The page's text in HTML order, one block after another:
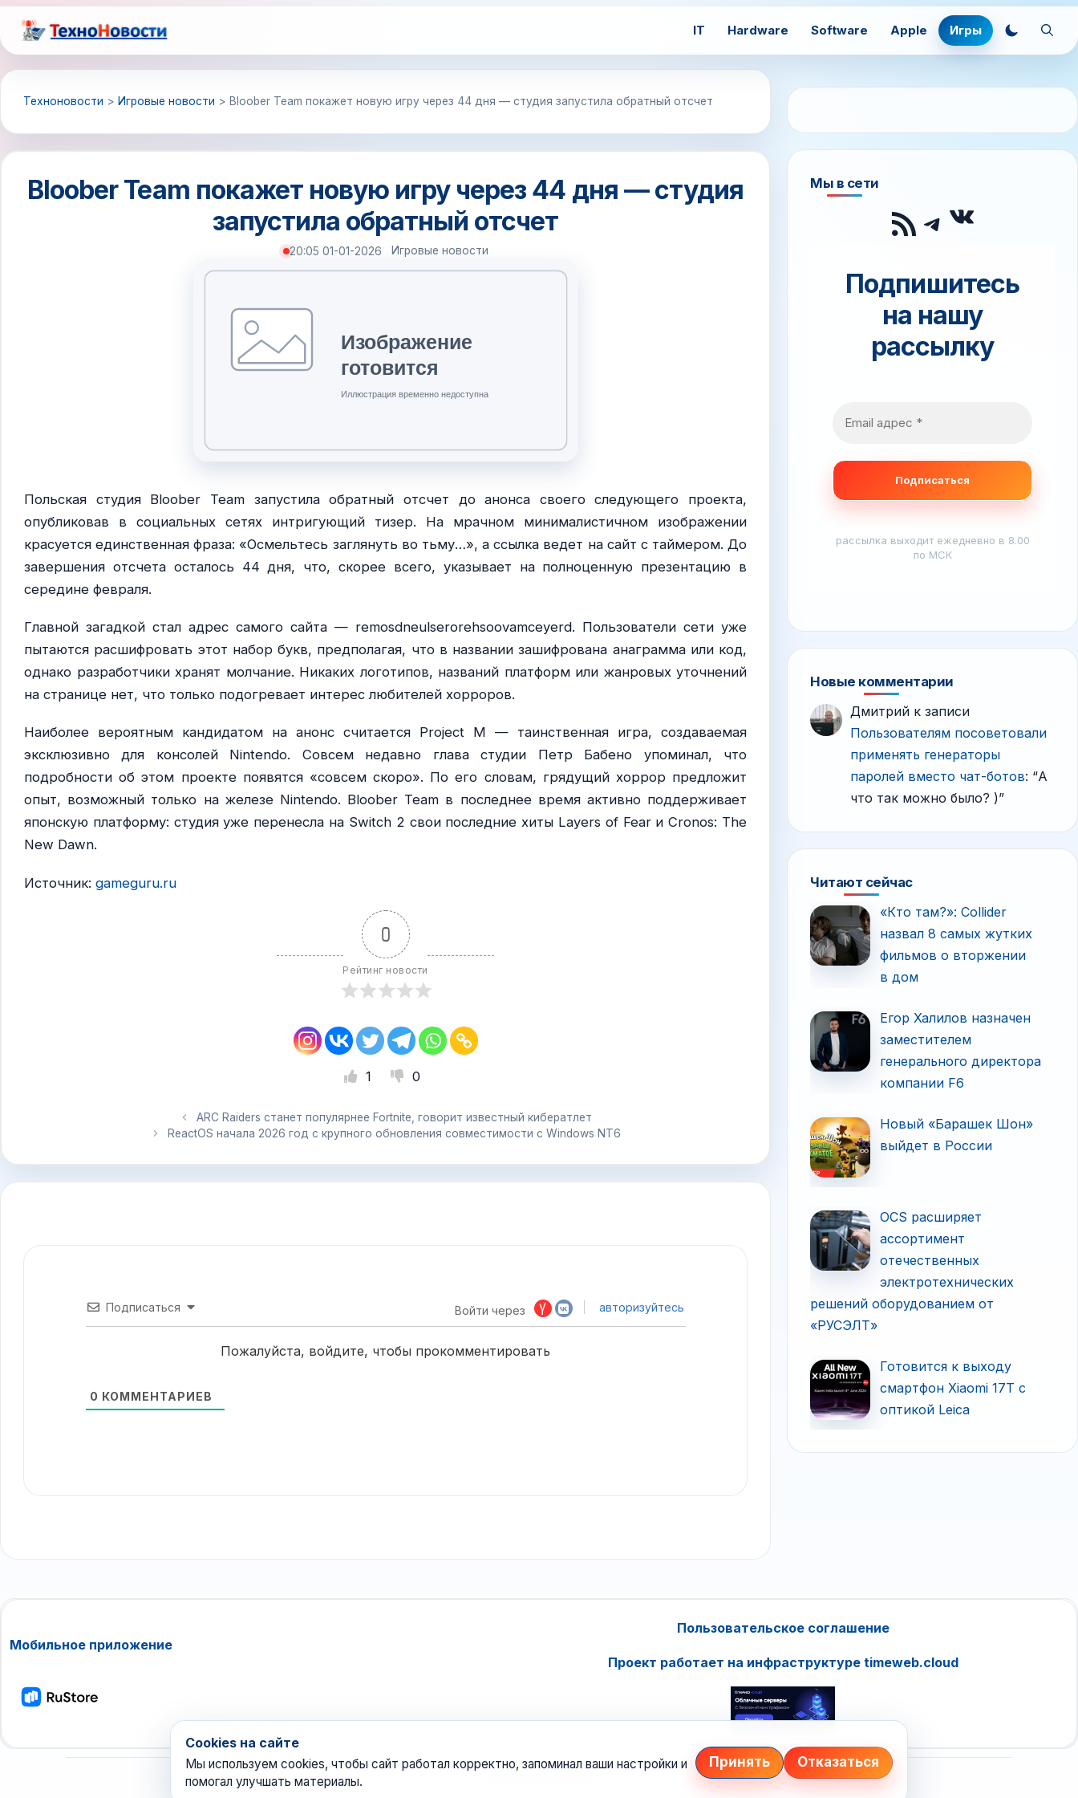
Перейти
к
содержимому
IT Hardware Software Apple Игры
Техноновости > Игровые новости > Bloober Team покажет новую игру через 44 дня — студия запустила обратный отсчет
Bloober Team покажет новую игру через 44 дня — студия
запустила обратный отсчет
20:05 01-01-2026 Игровые новости
Польская студия Bloober Team запустила обратный отсчет до анонса своего следующего проекта,
опубликовав в социальных сетях интригующий тизер. На мрачном минималистичном изображении
красуется единственная фраза: «Осмельтесь заглянуть во тьму…», а ссылка ведет на сайт с таймером. До
завершения отсчета осталось 44 дня, что, скорее всего, указывает на полноценную презентацию в
середине февраля.
Главной загадкой стал адрес самого сайта — remosdneulserorehsoovamceyerd. Пользователи сети уже
пытаются расшифровать этот набор букв, предполагая, что в названии зашифрована анаграмма или код,
однако разработчики хранят молчание. Никаких логотипов, названий платформ или жанровых уточнений
на странице нет, что только подогревает интерес любителей хорроров.
Наиболее вероятным кандидатом на анонс считается Project M — таинственная игра, создаваемая
эксклюзивно для консолей Nintendo. Совсем недавно глава студии Петр Бабено упоминал, что
подробности об этом проекте появятся «совсем скоро». По его словам, грядущий хоррор предложит
опыт, возможный только на железе Nintendo. Bloober Team в последнее время активно поддерживает
японскую платформу: студия уже перенесла на Switch 2 свои последние хиты Layers of Fear и Cronos: The
New Dawn.
Источник: gameguru.ru
0
Рейтинг новости
1 0
ARC Raiders станет популярнее Fortnite, говорит известный кибератлет
ReactOS начала 2026 год с крупного обновления совместимости с Windows NT6
Подписаться Войти через авторизуйтесь
Пожалуйста, войдите, чтобы прокомментировать
0 КОММЕНТАРИЕВ
Мы в сети
RSS-лента
Telegram
Подпишитесь
на нашу
рассылку
рассылка выходит ежедневно в 8.00
по МСК
Новые комментарии
Дмитрий к записи
Пользователям посоветовали
применять генераторы
паролей вместо чат-ботов: “А
что так можно было? )”
Читают сейчас
«Кто там?»: Collider
назвал 8 самых жутких
фильмов о вторжении
в дом
Егор Халилов назначен
заместителем
генерального директора
компании F6
Новый «Барашек Шон»
выйдет в России
OCS расширяет
ассортимент
отечественных
электротехнических
решений оборудованием от
«РУСЭЛТ»
Готовится к выходу
смартфон Xiaomi 17T с
оптикой Leica
Мобильное приложение
Пользовательское соглашение
Проект работает на инфраструктуре timeweb.cloud
Cookies на сайте
Мы используем cookies, чтобы сайт работал корректно, запоминал ваши настройки и
помогал улучшать материалы.
Принять Отказаться